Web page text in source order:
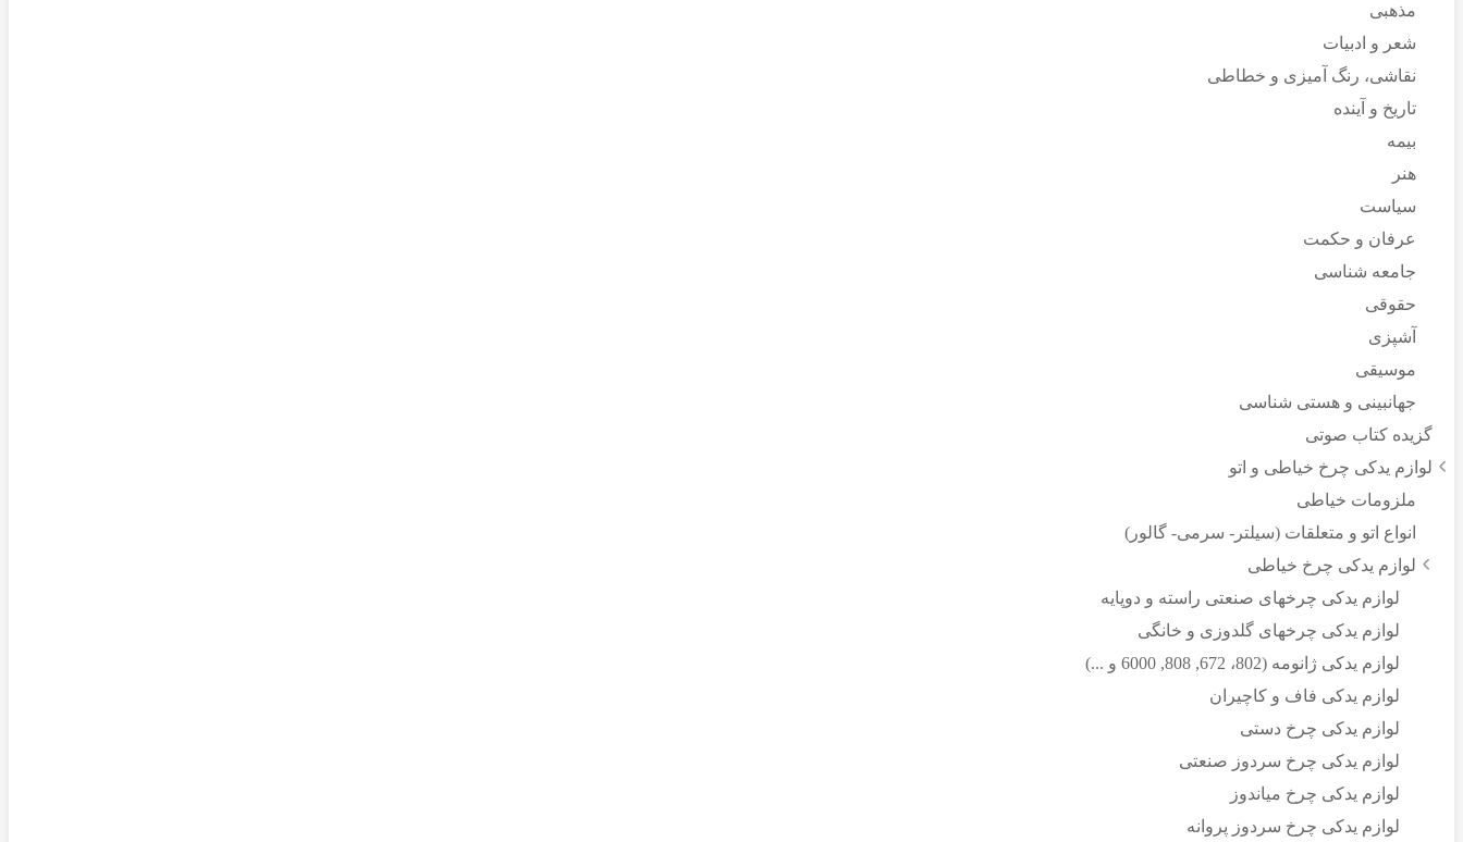
مذهبی
شعر و ادبیات
نقاشی، رنگ آمیزی و خطاطی
تاریخ و آینده
بیمه
هنر
سیاست
عرفان و حکمت
جامعه شناسی
حقوقی
آشپزی
موسیقی
جهانبینی و هستی شناسی
گزیده کتاب صوتی
لوازم یدکی چرخ خیاطی و اتو
ملزومات خیاطی
انواع اتو و متعلقات (سیلتر- سرمی- گالور)
لوازم یدکی چرخ خیاطی
لوازم یدکی چرخهای صنعتی راسته و دوپایه
لوازم یدکی چرخهای گلدوزی و خانگی
لوازم یدکی ژانومه (802، 672, 808, 6000 و ...)
لوازم یدکی فاف و کاچیران
لوازم یدکی چرخ دستی
لوازم یدکی چرخ سردوز صنعتی
لوازم یدکی چرخ میاندوز
لوازم یدکی چرخ سردوز پروانه